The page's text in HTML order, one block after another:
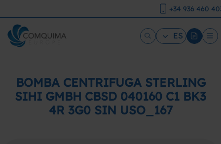
+34 936 460
ES
BOMBA CENTRIFUGA STERLING
SIHI GMBH CBSD 040160 C1 BK3
4R 3G0 SIN USO_167